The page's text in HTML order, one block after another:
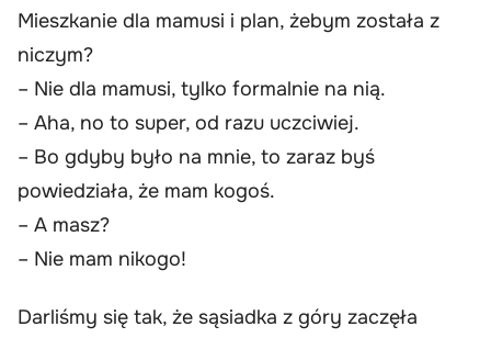
Mieszkanie dla mamusi i plan, żebym została z
niczym?
– Nie dla mamusi, tylko formalnie na nią.
– Aha, no to super, od razu uczciwiej.
– Bo gdyby było na mnie, to zaraz byś
powiedziała, że mam kogoś.
– A masz?
– Nie mam nikogo!
Darliśmy się tak, że sąsiadka z góry zaczęła